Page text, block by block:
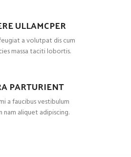
ULLAMCPER
a volutpat dis cum
massa taciti lobortis.
PARTURIENT
a faucibus vestibulum
nam aliquet adipiscing.